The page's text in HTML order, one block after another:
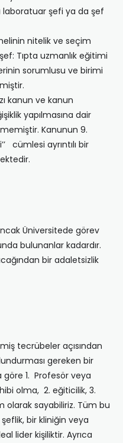
laboratuar şefi ya da şef
nitelik ve seçim
Tıpta uzmanlık eğitimi
sorumlusu ve birimi
kanun ve kanun
yapılmasına dair
Kanunun 9.
cümlesi ayrıntılı bir
Üniversitede görev
bulunanlar kadardır.
bir adaletsizlik
tecrübeler açısından
gereken bir
göre 1. Profesör veya
olma, 2. eğiticilik, 3.
olarak sayabiliriz. Tüm bu
şeflik, bir kliniğin veya
lider kişiliktir. Ayrıca